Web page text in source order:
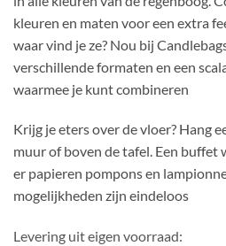
kleuren en maten voor een extra
waar vind je ze? Nou bij
verschillende formaten en een
waarmee je kunt combineren
Krijg je eters over de vloer? Hang
muur of boven de tafel. Een
er papieren pompons en
mogelijkheden zijn eindeloos
Levering uit eigen voorraad: